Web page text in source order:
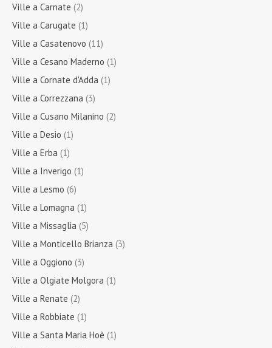
Ville a Carnate (2)
Ville a Carugate (1)
Ville a Casatenovo (11)
Ville a Cesano Maderno (1)
Ville a Cornate d'Adda (1)
Ville a Correzzana (3)
Ville a Cusano Milanino (2)
Ville a Desio (1)
Ville a Erba (1)
Ville a Inverigo (1)
Ville a Lesmo (6)
Ville a Lomagna (1)
Ville a Missaglia (5)
Ville a Monticello Brianza (3)
Ville a Oggiono (3)
Ville a Olgiate Molgora (1)
Ville a Renate (2)
Ville a Robbiate (1)
Ville a Santa Maria Hoè (1)